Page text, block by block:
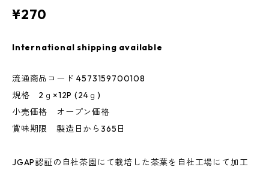
¥270
International shipping available
流通商品コード 4573159700108
規格 2ｇ×12P (24ｇ)
小売価格 オープン価格
賞味期限 製造日から365日
JGAP認証の自社茶園にて栽培した茶葉を自社工場にて加工